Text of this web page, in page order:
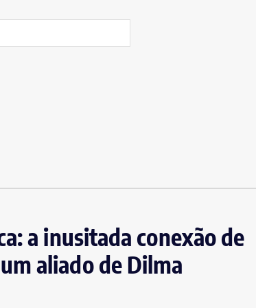
a inusitada conexão de
aliado de Dilma